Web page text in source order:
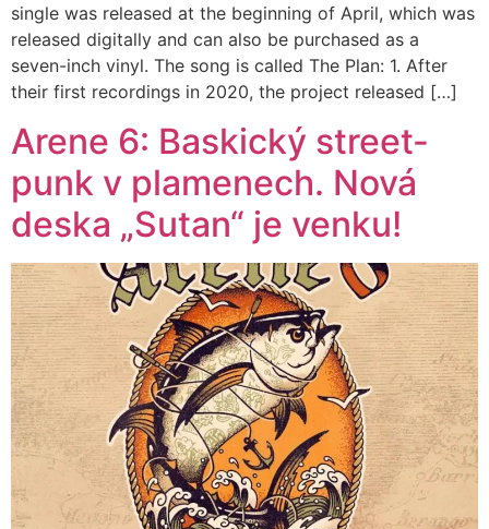
single was released at the beginning of April, which was
released digitally and can also be purchased as a
seven-inch vinyl. The song is called The Plan: 1. After
their first recordings in 2020, the project released […]
Arene 6: Baskický street-
punk v plamenech. Nová
deska „Sutan“ je venku!